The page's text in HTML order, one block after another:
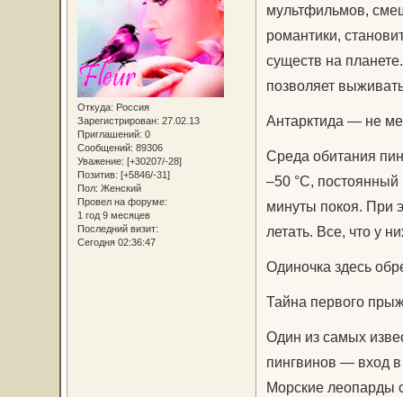
Откуда: Россия
Зарегистрирован: 27.02.13
Приглашений: 0
Сообщений: 89306
Уважение: [+30207/-28]
Позитив: [+5846/-31]
Пол: Женский
Провел на форуме:
1 год 9 месяцев
Последний визит:
Сегодня 02:36:47
мультфильмов,
романтики,
существ на
позволяет
Антарктида — не
Среда обитания
–50 °C, постоянный
минуты покоя. При
летать. Все, что у
Одиночка здесь
Тайна первого
Один из самых
пингвинов — вход
Морские леопарды